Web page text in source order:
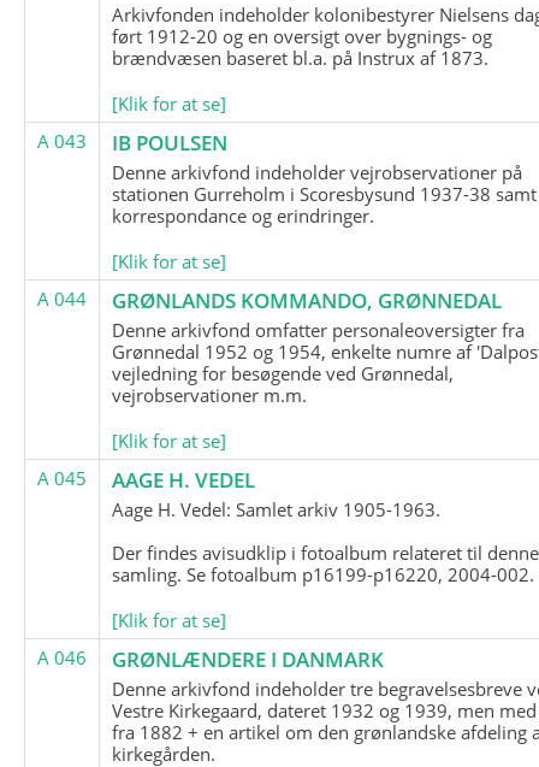
Arkivfonden indeholder kolonibestyrer Nielsens
ført 1912-20 og en oversigt over bygnings- og
brændvæsen baseret bl.a. på Instrux af 1873.
[Klik for at se]
A 043
IB POULSEN
Denne arkivfond indeholder vejrobservationer på
stationen Gurreholm i Scoresbysund 1937-38 samt
korrespondance og erindringer.
[Klik for at se]
A 044
GRØNLANDS KOMMANDO, GRØNNEDAL
Denne arkivfond omfatter personaleoversigter fra
Grønnedal 1952 og 1954, enkelte numre af
vejledning for besøgende ved Grønnedal,
vejrobservationer m.m.
[Klik for at se]
A 045
AAGE H. VEDEL
Aage H. Vedel: Samlet arkiv 1905-1963.
Der findes avisudklip i fotoalbum relateret til denne
samling. Se fotoalbum p16199-p16220, 2004-002.
[Klik for at se]
A 046
GRØNLÆNDERE I DANMARK
Denne arkivfond indeholder tre begravelsesbreve
Vestre Kirkegaard, dateret 1932 og 1939, men
fra 1882 + en artikel om den grønlandske afdeling
kirkegården.